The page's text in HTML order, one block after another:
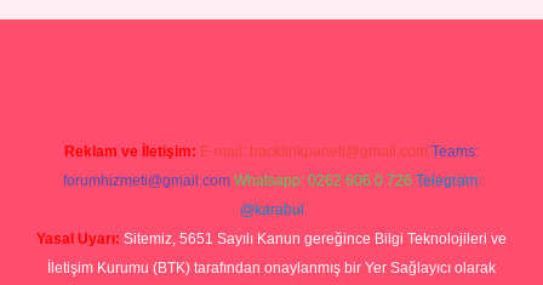
Reklam ve İletişim: E-mail: backlinkpaneli@gmail.com Teams:
forumhizmeti@gmail.com Whatsapp: 0262 606 0 726 Telegram:
@karabul
Yasal Uyarı: Sitemiz, 5651 Sayılı Kanun gereğince Bilgi Teknolojileri ve
İletişim Kurumu (BTK) tarafından onaylanmış bir Yer Sağlayıcı olarak